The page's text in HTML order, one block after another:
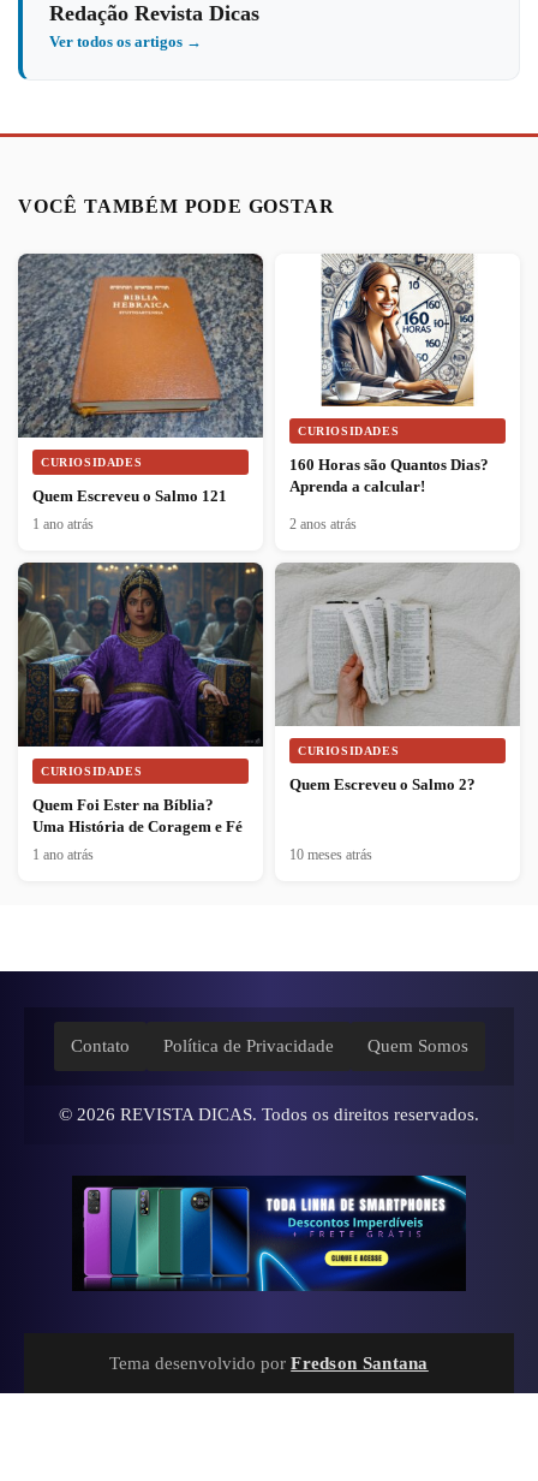
Redação Revista Dicas
Ver todos os artigos →
VOCÊ TAMBÉM PODE GOSTAR
CURIOSIDADES
Quem Escreveu o Salmo 121
1 ano atrás
CURIOSIDADES
160 Horas são Quantos Dias?
Aprenda a calcular!
2 anos atrás
CURIOSIDADES
Quem Foi Ester na Bíblia?
Uma História de Coragem e Fé
1 ano atrás
CURIOSIDADES
Quem Escreveu o Salmo 2?
10 meses atrás
Contato Política de Privacidade Quem Somos
© 2026 REVISTA DICAS. Todos os direitos reservados.
Tema desenvolvido por Fredson Santana